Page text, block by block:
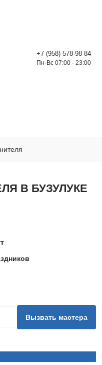
+7 (958) 578-98-84
Пн-Вс 07:00 - 23:00
В БУЗУЛУКЕ